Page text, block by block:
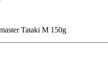
Tataki M 150g